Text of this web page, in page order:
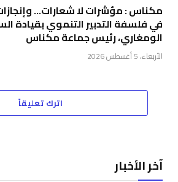
مكناس : مؤشرات لا شعارات…
في فلسفة التدبير التنموي بقيادة
الومغاري، رئيس جماعة مكناس
الأربعاء، 5 أغسطس 2026
اترك تعليقاً
آخر الأخبار